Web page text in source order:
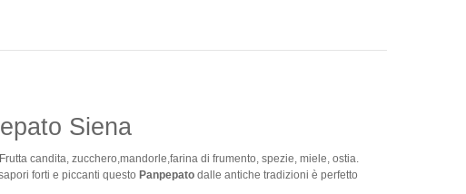
Siena
candita, zucchero,mandorle,farina di frumento, spezie, miele, ostia.
forti e piccanti questo Panpepatodalle antiche tradizioni è perfetto